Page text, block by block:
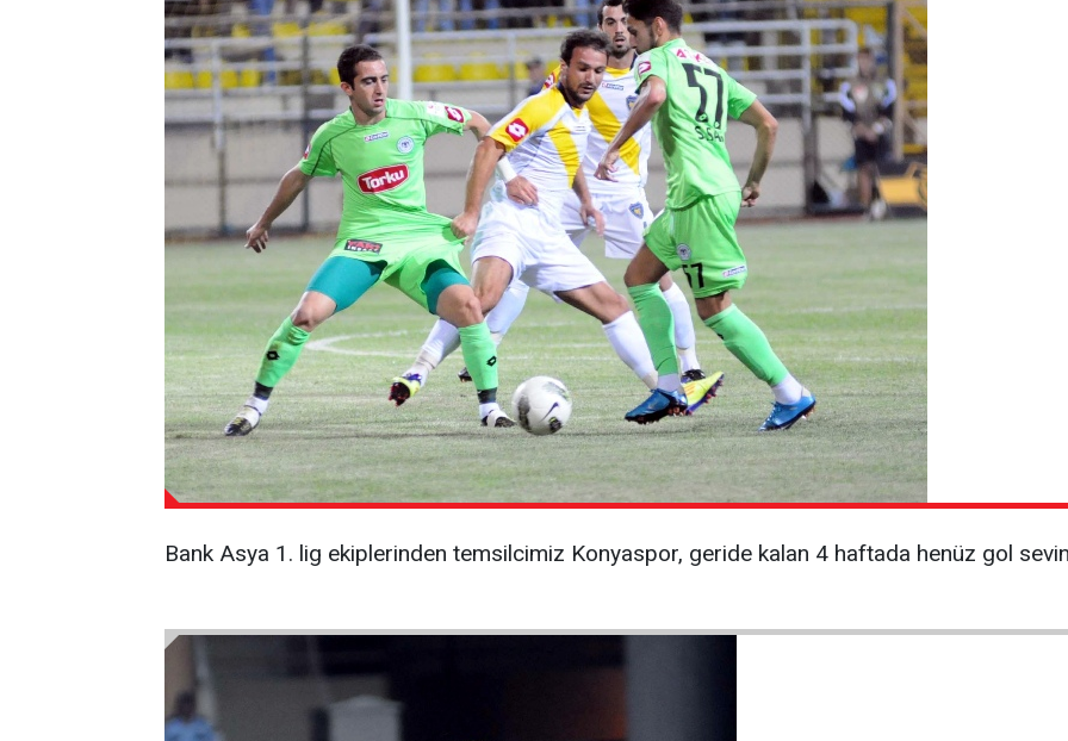
Bank Asya 1. lig ekiplerinden temsilcimiz Konyaspor, geride kalan 4 haftada henüz gol